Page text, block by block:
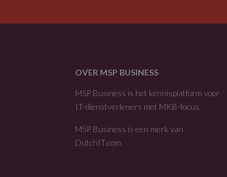
OVER MSP BUSINESS
MSP Business is het kennisplatform voor
IT-dienstverleners met MKB-focus.
MSP Business is een merk van
DutchIT.com